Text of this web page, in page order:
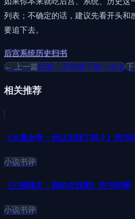
列表；不确定的话，建议先看开头和
要追下去。
后宫系统历史扫书
← 上一篇反派：开局拿下第一女主
相关推荐
《大唐女帝：你认出我了吗？》扫书
小说书评
《三国领主：我的女战团》扫书评测
小说书评